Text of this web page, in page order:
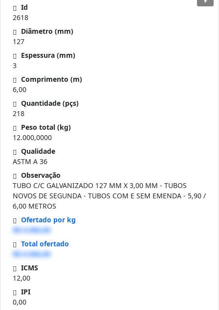
Id
2618
Diâmetro (mm)
127
Espessura (mm)
3
Comprimento (m)
6,00
Quantidade (pçs)
218
Peso total (kg)
12.000,0000
Qualidade
ASTM A 36
Observação
TUBO C/C GALVANIZADO 127 MM X 3,00 MM - TUBOS
NOVOS DE SEGUNDA - TUBOS COM E SEM EMENDA - 5,90 /
6,00 METROS
Ofertado por kg
R$ 0.000,00
Total ofertado
R$ 0.000,00
ICMS
12,00
IPI
0,00